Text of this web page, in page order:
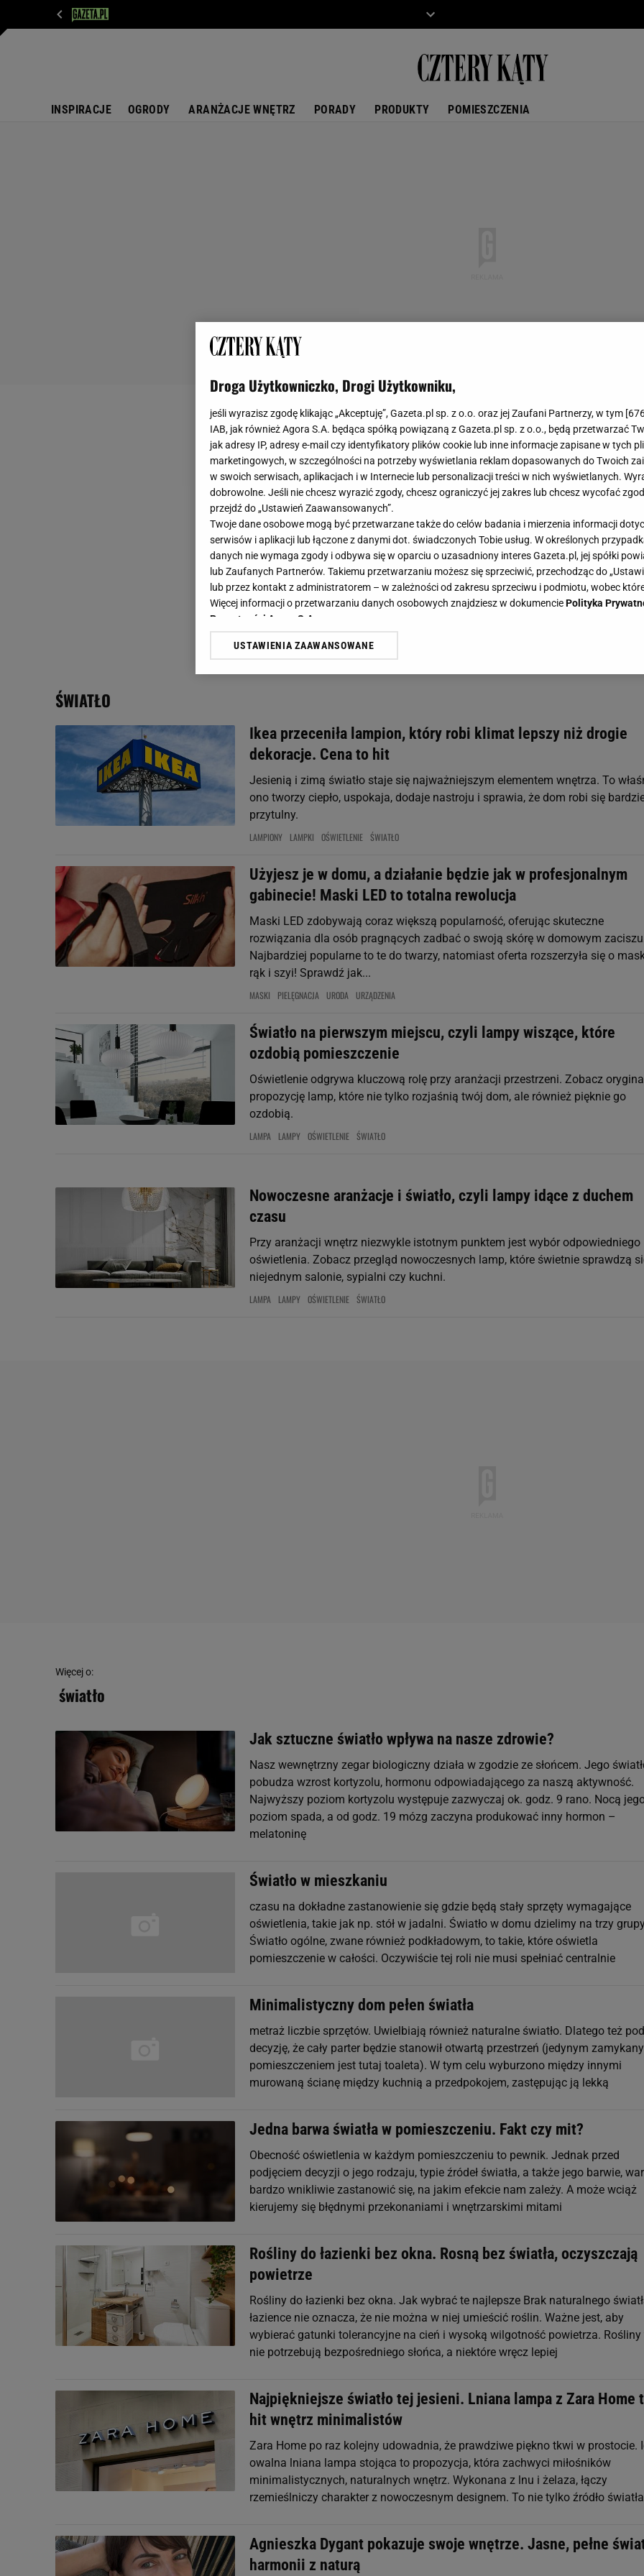
INSPIRACJE OGRODY ARANŻACJE WNĘTRZ PORADY PRODUKTY POMIESZCZENIA
ŚWIATŁO
Ikea przeceniła lampion, który robi klimat lepszy niż drogie
dekoracje. Cena to hit
Jesienią i zimą światło staje się najważniejszym elementem wnętrza. To
ono tworzy ciepło, uspokaja, dodaje nastroju i sprawia, że dom robi się
przytulny.
LAMPIONY LAMPKI OŚWIETLENIE ŚWIATŁO
Użyjesz je w domu, a działanie będzie jak w profesjonalnym
gabinecie! Maski LED to totalna rewolucja
Maski LED zdobywają coraz większą popularność, oferując skuteczne
rozwiązania dla osób pragnących zadbać o swoją skórę w domowym
Najbardziej popularne to te do twarzy, natomiast oferta rozszerzyła się o
rąk i szyi! Sprawdź jak...
MASKI PIELĘGNACJA URODA URZĄDZENIA
Światło na pierwszym miejscu, czyli lampy wiszące, które
ozdobią pomieszczenie
Oświetlenie odgrywa kluczową rolę przy aranżacji przestrzeni. Zobacz
propozycję lamp, które nie tylko rozjaśnią twój dom, ale również pięknie go
ozdobią.
LAMPA LAMPY OŚWIETLENIE ŚWIATŁO
Nowoczesne aranżacje i światło, czyli lampy idące z duchem
czasu
Przy aranżacji wnętrz niezwykle istotnym punktem jest wybór odpowiedniego
oświetlenia. Zobacz przegląd nowoczesnych lamp, które świetnie sprawdzą
niejednym salonie, sypialni czy kuchni.
LAMPA LAMPY OŚWIETLENIE ŚWIATŁO
Więcej o:
światło
Jak sztuczne światło wpływa na nasze zdrowie?
Nasz wewnętrzny zegar biologiczny działa w zgodzie ze słońcem. Jego
pobudza wzrost kortyzolu, hormonu odpowiadającego za naszą aktywność.
Najwyższy poziom kortyzolu występuje zazwyczaj ok. godz. 9 rano. Nocą
poziom spada, a od godz. 19 mózg zaczyna produkować inny hormon –
melatoninę
Światło w mieszkaniu
czasu na dokładne zastanowienie się gdzie będą stały sprzęty wymagające
oświetlenia, takie jak np. stół w jadalni. Światło w domu dzielimy na trzy
Światło ogólne, zwane również podkładowym, to takie, które oświetla
pomieszczenie w całości. Oczywiście tej roli nie musi spełniać centralnie
Minimalistyczny dom pełen światła
metraż liczbie sprzętów. Uwielbiają również naturalne światło. Dlatego też
decyzję, że cały parter będzie stanowił otwartą przestrzeń (jedynym
pomieszczeniem jest tutaj toaleta). W tym celu wyburzono między innymi
murowaną ścianę między kuchnią a przedpokojem, zastępując ją lekką
Jedna barwa światła w pomieszczeniu. Fakt czy mit?
Obecność oświetlenia w każdym pomieszczeniu to pewnik. Jednak przed
podjęciem decyzji o jego rodzaju, typie źródeł światła, a także jego barwie,
bardzo wnikliwie zastanowić się, na jakim efekcie nam zależy. A może wciąż
kierujemy się błędnymi przekonaniami i wnętrzarskimi mitami
Rośliny do łazienki bez okna. Rosną bez światła, oczyszczają
powietrze
Rośliny do łazienki bez okna. Jak wybrać te najlepsze Brak naturalnego
łazience nie oznacza, że nie można w niej umieścić roślin. Ważne jest, aby
wybierać gatunki tolerancyjne na cień i wysoką wilgotność powietrza. Rośliny
nie potrzebują bezpośredniego słońca, a niektóre wręcz lepiej
Najpiękniejsze światło tej jesieni. Lniana lampa z Zara Home
hit wnętrz minimalistów
Zara Home po raz kolejny udowadnia, że prawdziwe piękno tkwi w prostocie.
owalna lniana lampa stojąca to propozycja, która zachwyci miłośników
minimalistycznych, naturalnych wnętrz. Wykonana z lnu i żelaza, łączy
rzemieślniczy charakter z nowoczesnym designem. To nie tylko źródło światła
Agnieszka Dygant pokazuje swoje wnętrze. Jasne, pełne
harmonii z naturą
Droga Użytkowniczko, Drogi Użytkowniku,
jeśli wyrazisz zgodę klikając „Akceptuję”, Gazeta.pl sp. z o.o. oraz jej Zaufani Partnerzy, w tym [
IAB, jak również Agora S.A. będąca spółką powiązaną z Gazeta.pl sp. z o.o., będą przetwarzać
jak adresy IP, adresy e-mail czy identyfikatory plików cookie lub inne informacje zapisane w tych
marketingowych, w szczególności na potrzeby wyświetlania reklam dopasowanych do Twoich
w swoich serwisach, aplikacjach i w Internecie lub personalizacji treści w nich wyświetlanych.
dobrowolne. Jeśli nie chcesz wyrazić zgody, chcesz ograniczyć jej zakres lub chcesz wycofać
przejdź do „Ustawień Zaawansowanych”.
Twoje dane osobowe mogą być przetwarzane także do celów badania i mierzenia informacji
serwisów i aplikacji lub łączone z danymi dot. świadczonych Tobie usług. W określonych
danych nie wymaga zgody i odbywa się w oparciu o uzasadniony interes Gazeta.pl, jej spółki
lub Zaufanych Partnerów. Takiemu przetwarzaniu możesz się sprzeciwić, przechodząc do
lub przez kontakt z administratorem – w zależności od zakresu sprzeciwu i podmiotu, wobec
Więcej informacji o przetwarzaniu danych osobowych znajdziesz w dokumenciePolityka
Prywatności Agora S.A.
Klikając „Akceptuję” wyrażasz też zgodę na zainstalowanie i przechowywanie plików cookie
My, nasi Zaufani Partnerzy i Agora S.A. możemy przetwarzać dane osobowe w następujących
Użycie dokładnych danych geolokalizacyjnych. Aktywne skanowanie charakterystyki urządzenia
Przechowywanie informacji na urządzeniu lub dostęp do nich. Spersonalizowane reklamy i treści,
badnie odbiorców i ulepszanie usług.
Lista Zaufanych Partnerów
USTAWIENIA ZAAWANSOWANE